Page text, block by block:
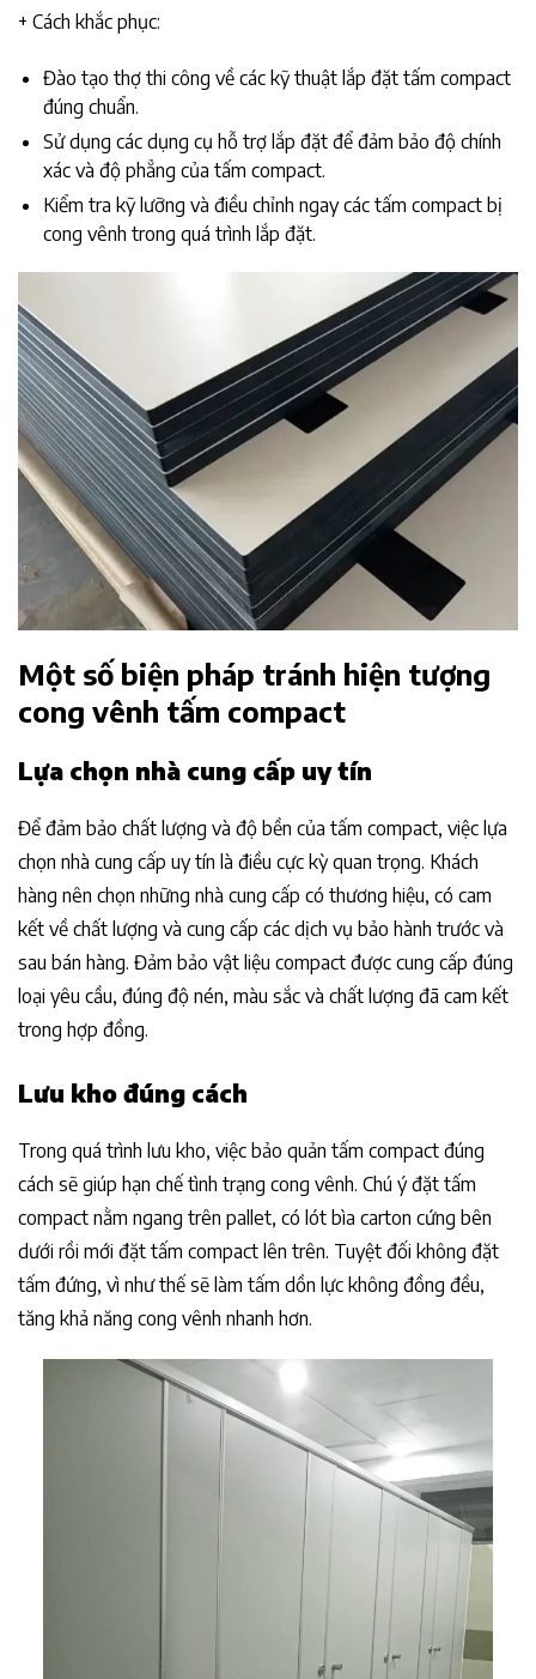
+ Cách khắc phục:
Đào tạo thợ thi công về các kỹ thuật lắp đặt tấm compact
đúng chuẩn.
Sử dụng các dụng cụ hỗ trợ lắp đặt để đảm bảo độ chính
xác và độ phẳng của tấm compact.
Kiểm tra kỹ lưỡng và điều chỉnh ngay các tấm compact bị
cong vênh trong quá trình lắp đặt.
Một số biện pháp tránh hiện tượng
cong vênh tấm compact
Lựa chọn nhà cung cấp uy tín
Để đảm bảo chất lượng và độ bền của tấm compact, việc lựa
chọn nhà cung cấp uy tín là điều cực kỳ quan trọng. Khách
hàng nên chọn những nhà cung cấp có thương hiệu, có cam
kết về chất lượng và cung cấp các dịch vụ bảo hành trước và
sau bán hàng. Đảm bảo vật liệu compact được cung cấp đúng
loại yêu cầu, đúng độ nén, màu sắc và chất lượng đã cam kết
trong hợp đồng.
Lưu kho đúng cách
Trong quá trình lưu kho, việc bảo quản tấm compact đúng
cách sẽ giúp hạn chế tình trạng cong vênh. Chú ý đặt tấm
compact nằm ngang trên pallet, có lót bìa carton cứng bên
dưới rồi mới đặt tấm compact lên trên. Tuyệt đối không đặt
tấm đứng, vì như thế sẽ làm tấm dồn lực không đồng đều,
tăng khả năng cong vênh nhanh hơn.